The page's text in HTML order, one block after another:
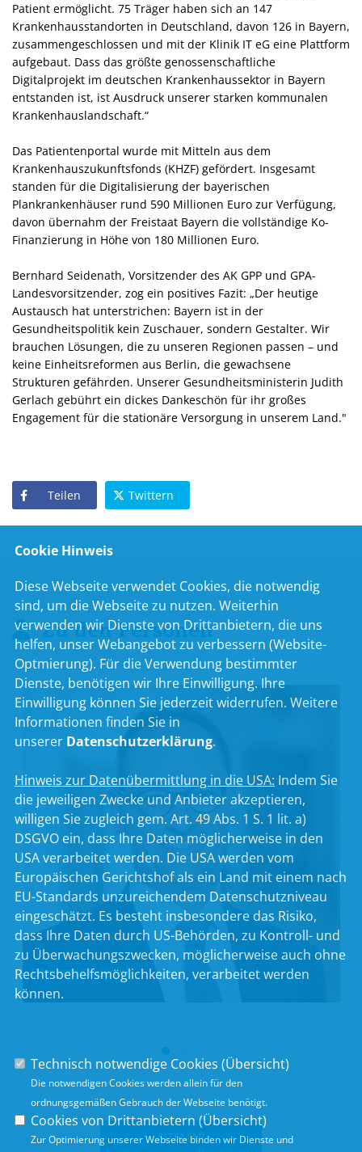
Patient ermöglicht. 75 Träger haben sich an 147
Krankenhausstandorten in Deutschland, davon 126 in Bayern,
zusammengeschlossen und mit der Klinik IT eG eine Plattform
aufgebaut. Dass das größte genossenschaftliche
Digitalprojekt im deutschen Krankenhaussektor in Bayern
entstanden ist, ist Ausdruck unserer starken kommunalen
Krankenhauslandschaft.“
Das Patientenportal wurde mit Mitteln aus dem
Krankenhauszukunftsfonds (KHZF) gefördert. Insgesamt
standen für die Digitalisierung der bayerischen
Plankrankenhäuser rund 590 Millionen Euro zur Verfügung,
davon übernahm der Freistaat Bayern die vollständige Ko-
Finanzierung in Höhe von 180 Millionen Euro.
Bernhard Seidenath, Vorsitzender des AK GPP und GPA-
Landesvorsitzender, zog ein positives Fazit: „Der heutige
Austausch hat unterstrichen: Bayern ist in der
Gesundheitspolitik kein Zuschauer, sondern Gestalter. Wir
brauchen Lösungen, die zu unseren Regionen passen – und
keine Einheitsreformen aus Berlin, die gewachsene
Strukturen gefährden. Unserer Gesundheitsministerin Judith
Gerlach gebührt ein dickes Dankeschön für ihr großes
Engagement für die stationäre Versorgung in unserem Land."
Teilen Twittern
Zu den Personen
Bernhard Seidenath
SITEMAP
Cookie Hinweis
Diese Webseite verwendet Cookies, die notwendig
sind, um die Webseite zu nutzen. Weiterhin
verwenden wir Dienste von Drittanbietern, die uns
helfen, unser Webangebot zu verbessern (Website-
Optmierung). Für die Verwendung bestimmter
Dienste, benötigen wir Ihre Einwilligung. Ihre
Einwilligung können Sie jederzeit widerrufen. Weitere
Informationen finden Sie in
unserer Datenschutzerklärung.
Hinweis zur Datenübermittlung in die USA: Indem Sie
die jeweiligen Zwecke und Anbieter akzeptieren,
willigen Sie zugleich gem. Art. 49 Abs. 1 S. 1 lit. a)
DSGVO ein, dass Ihre Daten möglicherweise in den
USA verarbeitet werden. Die USA werden vom
Europäischen Gerichtshof als ein Land mit einem nach
EU-Standards unzureichendem Datenschutzniveau
eingeschätzt. Es besteht insbesondere das Risiko,
dass Ihre Daten durch US-Behörden, zu Kontroll- und
zu Überwachungszwecken, möglicherweise auch ohne
Rechtsbehelfsmöglichkeiten, verarbeitet werden
können.
Technisch notwendige Cookies (Übersicht)
Die notwendigen Cookies werden allein für den
ordnungsgemäßen Gebrauch der Webseite benötigt.
Cookies von Drittanbietern (Übersicht)
Zur Optimierung unserer Webseite binden wir Dienste und